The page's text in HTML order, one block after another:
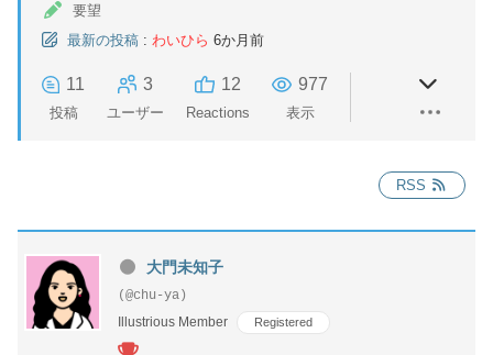
要望
最新の投稿 : わいひら 6か月前
11
投稿
3
ユーザー
12
Reactions
977
表示
RSS
大門未知子
(@chu-ya)
Illustrious Member
Registered